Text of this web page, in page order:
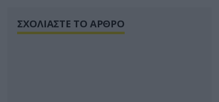
ΣΧΟΛΙΑΣΤΕ ΤΟ ΑΡΘΡΟ